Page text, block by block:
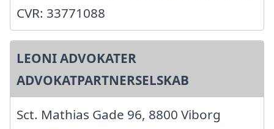
CVR: 33771088
LEONI ADVOKATER
ADVOKATPARTNERSELSKAB
Sct. Mathias Gade 96, 8800 Viborg